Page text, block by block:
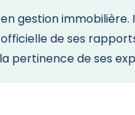
gestion
officielle de ses
pertinence de ses